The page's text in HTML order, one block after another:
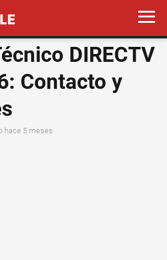
DIRECTV
Contacto y
hace 5 meses